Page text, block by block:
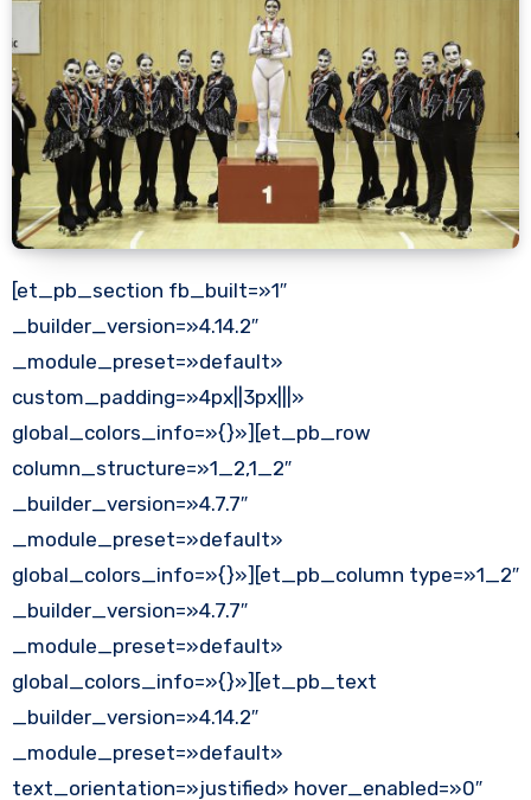
[et_pb_section fb_built=»1″
_builder_version=»4.14.2″
_module_preset=»default»
custom_padding=»4px||3px|||»
global_colors_info=»{}»][et_pb_row
column_structure=»1_2,1_2″
_builder_version=»4.7.7″
_module_preset=»default»
global_colors_info=»{}»][et_pb_column type=»1_2″
_builder_version=»4.7.7″
_module_preset=»default»
global_colors_info=»{}»][et_pb_text
_builder_version=»4.14.2″
_module_preset=»default»
text_orientation=»justified» hover_enabled=»0″